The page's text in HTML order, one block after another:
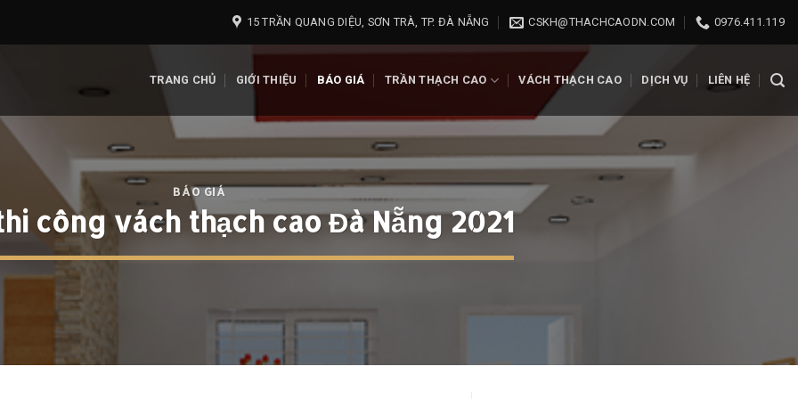
15 TRẦN QUANG DIỆU, SƠN TRÀ, TP. ĐÀ NẴNG CSKH@THACHCAODN.COM 0976.411.119
TRANG CHỦ GIỚI THIỆU BÁO GIÁ TRẦN THẠCH CAO VÁCH THẠCH CAO DỊCH VỤ LIÊN HỆ
BÁO GIÁ
công vách thạch cao Đà Nẵng 2021